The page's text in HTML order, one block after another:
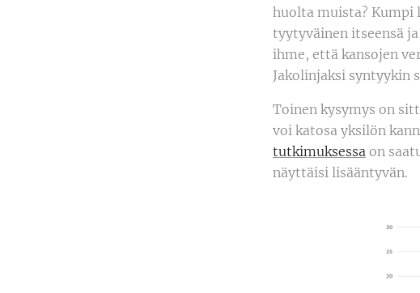
huolta muista? Kumpi
tyytyväinen itseensä
ihme, että kansojen
Jakolinjaksi syntyykin
Toinen kysymys on
voi katosa yksilön
tutkimuksessa on
näyttäisi lisääntyvän.